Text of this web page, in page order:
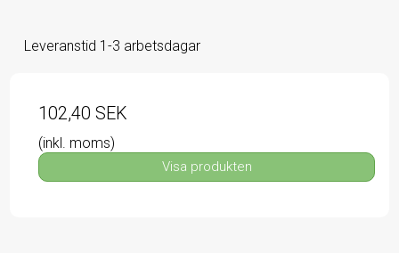
Leveranstid 1-3 arbetsdagar
102,40 SEK
(inkl. moms)
Visa produkten